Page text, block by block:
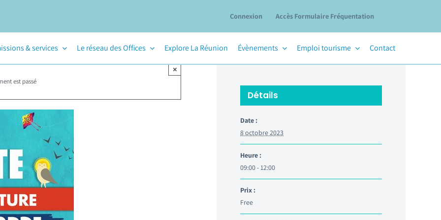
Connexion Accès Formulaire Fréquentation
& services Le réseau des Offices Explore La Réunion Évènements Emploi tourisme Contact
est passé
×
Détails
Date :
8 octobre 2023
Heure :
09:00 - 12:00
Prix :
Free